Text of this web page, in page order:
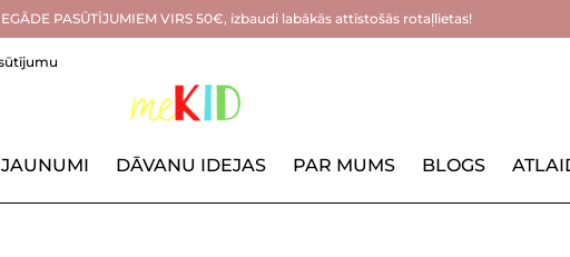
PASŪTĪJUMIEM VIRS 50€, izbaudi labākās attīstošās rotaļlietas!
JAUNUMI DĀVANU IDEJAS PAR MUMS BLOGS